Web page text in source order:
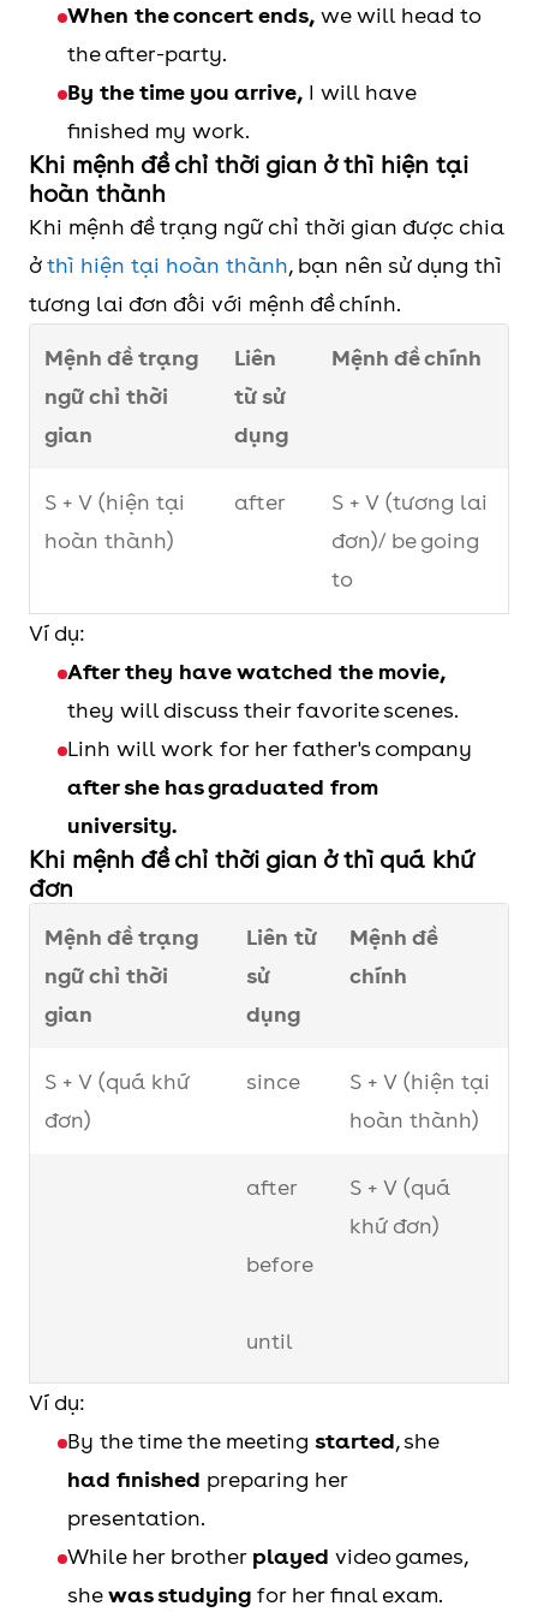
by
by the
time
before
S + V (tương lai
When the concert ends, we will head to
the after-party.
By the time you arrive, I will have
finished my work.
Khi mệnh đề chỉ thời gian ở thì hiện tại
hoàn thành
Khi mệnh đề trạng ngữ chỉ thời gian được chia
ởthì hiện tại hoàn thành, bạn nên sử dụng thì
tương lai đơn đối với mệnh đề chính.
Mệnh đề trạng
ngữ chỉ thời
gian
Liên
từ sử
dụng
Mệnh đề chính
S + V (hiện tại
hoàn thành)
after
S + V (tương lai
đơn)/ be going
to
Ví dụ:
After they have watched the movie,
they will discuss their favorite scenes.
Linh will work for her father's company
after she has graduated from
university.
Khi mệnh đề chỉ thời gian ở thì quá khứ
đơn
Mệnh đề trạng
ngữ chỉ thời
gian
Liên từ
sử
dụng
Mệnh đề
chính
S + V (quá khứ
đơn)
since
S + V (hiện tại
hoàn thành)
after
before
until
soon
as
when
S + V (quá
khứ đơn)
Ví dụ:
By the time the meeting started, she
had finished preparing her
presentation.
While her brother played video games,
shewas studying for her final exam.